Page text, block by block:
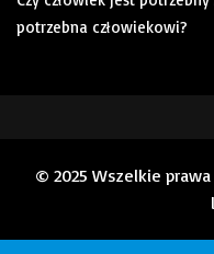
potrzebna człowiekowi?
© 2025 Wszelkie